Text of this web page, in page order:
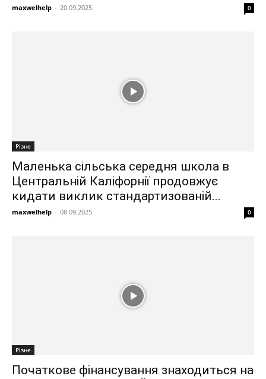
maxwelhelp - 20.09.2025 0
Різне
Маленька сільська середня школа в
Центральній Каліфорнії продовжує
кидати виклик стандартизованій...
maxwelhelp - 08.09.2025 0
Різне
Початкове фінансування знаходиться на